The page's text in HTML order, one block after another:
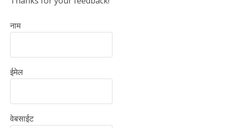
नाम
ईमेल
वेबसाईट